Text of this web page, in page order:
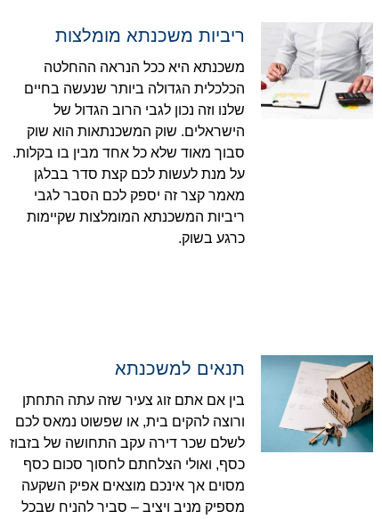
ריביות משכנתא מומלצות
משכנתא היא ככל הנראה ההחלטה
הכלכלית הגדולה ביותר שנעשה בחיים
שלנו וזה נכון לגבי הרוב הגדול של
הישראלים. שוק המשכנתאות הוא שוק
סבוך מאוד שלא כל אחד מבין בו בקלות.
על מנת לעשות לכם קצת סדר בבלגן
מאמר קצר זה יספק לכם הסבר לגבי
ריביות המשכנתא המומלצות שקיימות
כרגע בשוק.
תנאים למשכנתא
בין אם אתם זוג צעיר שזה עתה התחתן
ורוצה להקים בית, או שפשוט נמאס לכם
לשלם שכר דירה עקב התחושה של בזבוז
כסף, ואולי הצלחתם לחסוך סכום כסף
מסוים אך אינכם מוצאים אפיק השקעה
מספיק מניב ויציב – סביר להניח שבכל